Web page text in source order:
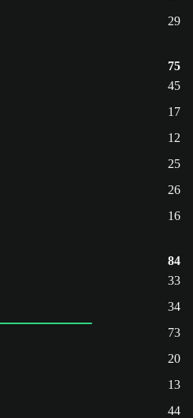
29
75
45
17
12
25
26
16
84
33
34
73
20
13
44